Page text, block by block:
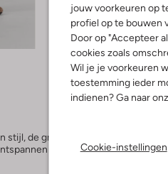
jouw voorkeuren op
profiel op te bouwen
Door op "Accepteer
cookies zoals
Wil je je voorkeuren
toestemming ieder
indienen? Ga naar
Cookie-instellingen
-50%
Esmé Studios
Joggingbroek
€ 119,95 € 59,95
stijl, de grijze joggingbroek voor
dag thuis, de